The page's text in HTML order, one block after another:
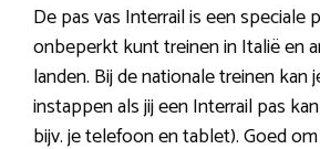
De pas vas Interrail is een speciale
onbeperkt kunt treinen in Italië en
landen. Bij de nationale treinen kan
instappen als jij een Interrail pas
bijv. je telefoon en tablet). Goed